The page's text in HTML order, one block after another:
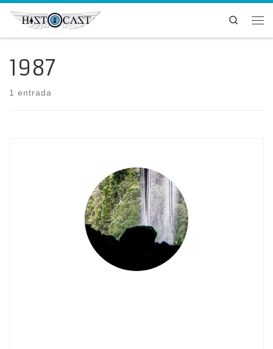
Saltar al contenido
Search
1987
1 entrada